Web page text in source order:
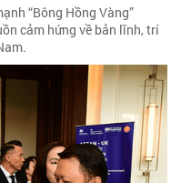
“Bông Hồng Vàng”
cảm hứng về bản lĩnh, trí